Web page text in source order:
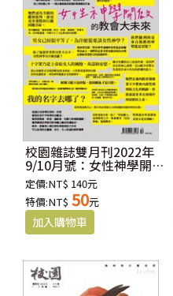
校園雜誌雙月刊2022年
9/10月號：女性神學開啟
的教會大未來
定價:NT$ 140元
特價:NT$ 50元